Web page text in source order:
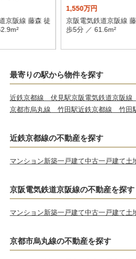
京阪線 藤森 徒
1,550万円
京阪電気鉄道京阪線
歩5分 ／ 61.6m²
最寄りの駅から物件を探す
近鉄京都線 伏見駅京阪電気鉄道京阪
京都市烏丸線 竹田駅近鉄京都線 竹田
近鉄京都線の不動産を探す
マンション新築一戸建て中古一戸建て土
京阪電気鉄道京阪線の不動産を探す
マンション新築一戸建て中古一戸建て土
京都市烏丸線の不動産を探す